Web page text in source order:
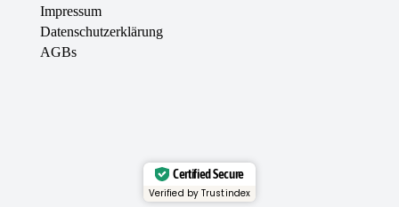
Impressum
Datenschutzerklärung
AGBs
Certified Secure
Verified by Trustindex